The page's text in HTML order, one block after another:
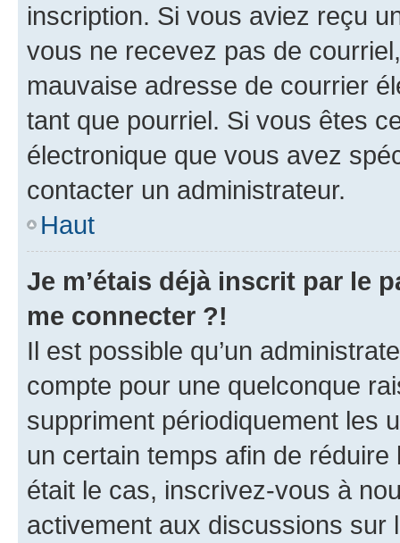
inscription. Si vous aviez reçu
vous ne recevez pas de
mauvaise adresse de courrier
tant que pourriel. Si vous êtes
électronique que vous avez
contacter un administrateur.
Haut
Je m’étais déjà inscrit par le
me connecter ?!
Il est possible qu’un
compte pour une quelconque
suppriment périodiquement les
un certain temps afin de
était le cas, inscrivez-vous à
activement aux discussions sur